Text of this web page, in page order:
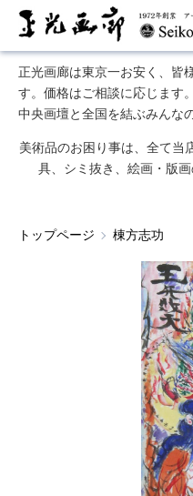
正光画廊は東京一お安く、皆
す。価格はご相談に応じます。
中央画壇と全国を結ぶみんな
美術品のお困り事は、全て当
具、シミ抜き、絵画・版
トップページ 棟方志功